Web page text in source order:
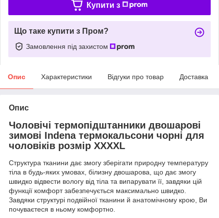
Купити з
Що таке купити з Пром?
Замовлення під захистом
Опис Характеристики Відгуки про товар Доставка
Опис
Чоловічі термопідштанники двошарові
зимові Indena термокальсони чорні для
чоловіків розмір XXХХL
Структура тканини дає змогу зберігати природну температуру
тіла в будь-яких умовах, білизну двошарова, що дає змогу
швидко відвести вологу від тіла та випарувати її, завдяки цій
функції комфорт забезпечується максимально швидко.
Завдяки структурі подвійної тканини й анатомічному крою, Ви
почуваєтеся в ньому комфортно.